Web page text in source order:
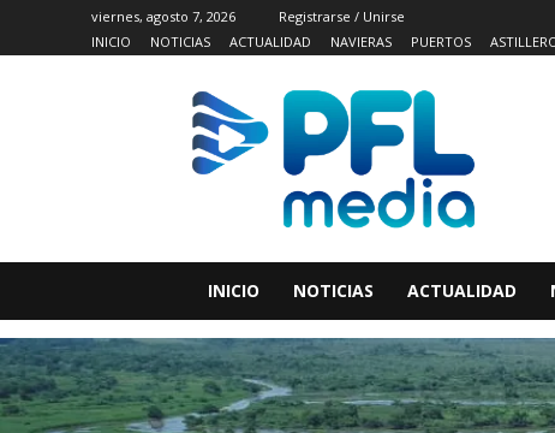
viernes, agosto 7, 2026
Registrarse / Unirse
INICIO
NOTICIAS ACTUALIDAD NAVIERAS PUERTOS
INICIO NOTICIAS ACTUALIDAD